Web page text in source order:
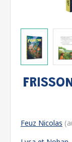
Feuz Nicolas